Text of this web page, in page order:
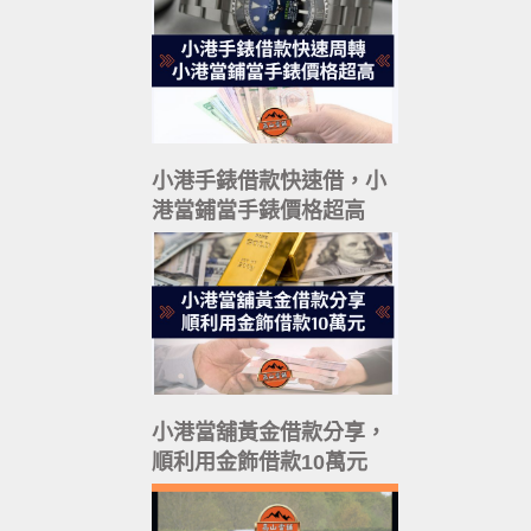
小港手錶借款快速借，小
港當鋪當手錶價格超高
小港當舖黃金借款分享，
順利用金飾借款10萬元